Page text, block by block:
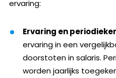
ervaring:
Ervaring en
ervaring in een
doorstoten in salaris.
worden jaarlijks